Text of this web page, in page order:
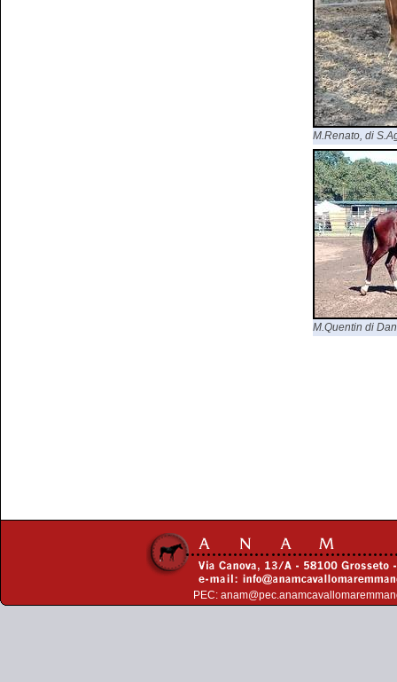
M.Renato, di
M.Quentin di
PEC: